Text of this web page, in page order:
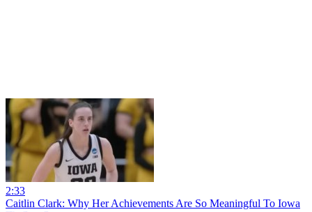
2:33
Caitlin Clark: Why Her Achievements Are So Meaningful To Iowa